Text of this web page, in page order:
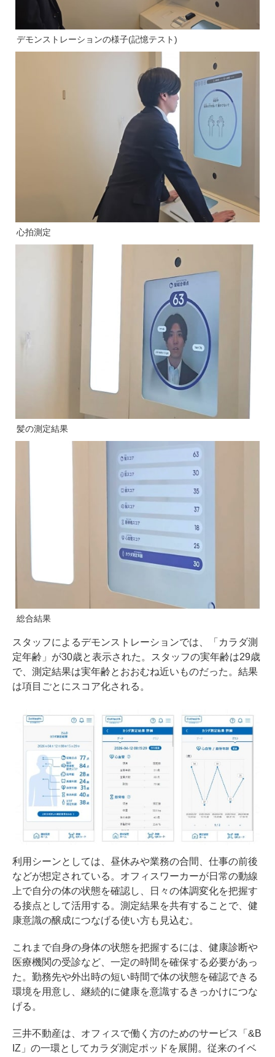
デモンストレーションの様子(記憶テスト)
心拍測定
髪の測定結果
総合結果
スタッフによるデモンストレーションでは、「カラダ測
定年齢」が30歳と表示された。スタッフの実年齢は29歳
で、測定結果は実年齢とおおむね近いものだった。結果
は項目ごとにスコア化される。
利用シーンとしては、昼休みや業務の合間、仕事の前後
などが想定されている。オフィスワーカーが日常の動線
上で自分の体の状態を確認し、日々の体調変化を把握す
る接点として活用する。測定結果を共有することで、健
康意識の醸成につなげる使い方も見込む。
これまで自身の身体の状態を把握するには、健康診断や
医療機関の受診など、一定の時間を確保する必要があっ
た。勤務先や外出時の短い時間で体の状態を確認できる
環境を用意し、継続的に健康を意識するきっかけにつな
げる。
三井不動産は、オフィスで働く方のためのサービス「&B
IZ」の一環としてカラダ測定ポッドを展開。従来のイベ